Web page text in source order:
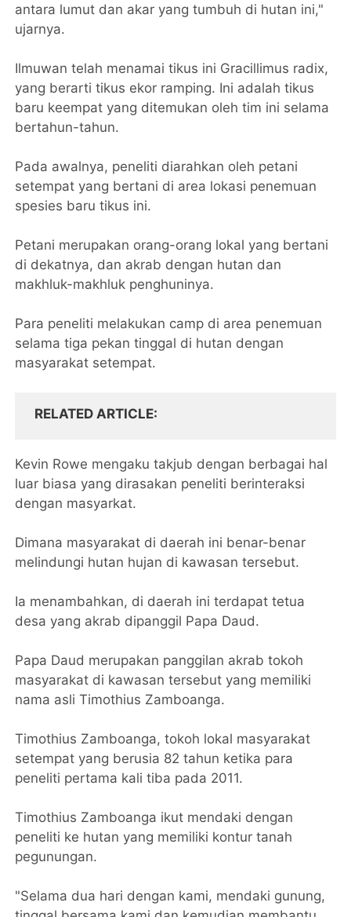
antara lumut dan akar yang tumbuh di hutan ini,"
ujarnya.
Ilmuwan telah menamai tikus ini Gracillimus radix,
yang berarti tikus ekor ramping. Ini adalah tikus
baru keempat yang ditemukan oleh tim ini selama
bertahun-tahun.
Pada awalnya, peneliti diarahkan oleh petani
setempat yang bertani di area lokasi penemuan
spesies baru tikus ini.
Petani merupakan orang-orang lokal yang bertani
di dekatnya, dan akrab dengan hutan dan
makhluk-makhluk penghuninya.
Para peneliti melakukan camp di area penemuan
selama tiga pekan tinggal di hutan dengan
masyarakat setempat.
RELATED ARTICLE
Kevin Rowe mengaku takjub dengan berbagai hal
luar biasa yang dirasakan peneliti berinteraksi
dengan masyarkat.
Dimana masyarakat di daerah ini benar-benar
melindungi hutan hujan di kawasan tersebut.
Ia menambahkan, di daerah ini terdapat tetua
desa yang akrab dipanggil Papa Daud.
Papa Daud merupakan panggilan akrab tokoh
masyarakat di kawasan tersebut yang memiliki
nama asli Timothius Zamboanga.
Timothius Zamboanga, tokoh lokal masyarakat
setempat yang berusia 82 tahun ketika para
peneliti pertama kali tiba pada 2011.
Timothius Zamboanga ikut mendaki dengan
peneliti ke hutan yang memiliki kontur tanah
pegunungan.
"Selama dua hari dengan kami, mendaki gunung,